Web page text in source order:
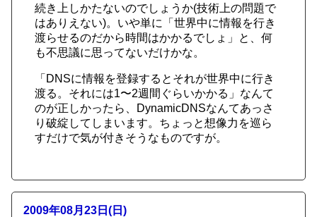
続き上しかたないのでしょうか(技術上の問題で
はありえない)。いや単に「世界中に情報を行き
渡らせるのだから時間はかかるでしょ」と、何
も不思議に思ってないだけかな。
「DNSに情報を登録するとそれが世界中に行き
渡る。それには1〜2週間ぐらいかかる」なんて
のが正しかったら、DynamicDNSなんてあっさ
り破綻してしまいます。ちょっと想像力を巡ら
すだけで気が付きそうなものですが。
2009年08月23日(日)